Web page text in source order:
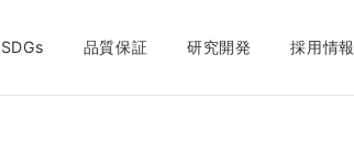
品質保証 研究開発 採用情報